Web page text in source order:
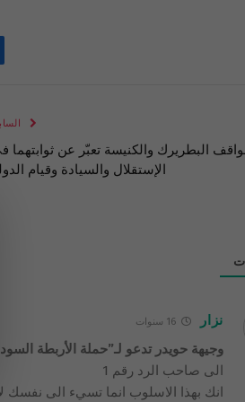
مواقف البطريرك والكنيسة تعبّر عن ثوابتهما
الإستقلال والسيادة وقيام
نزار 16 سنوات
وجيهة حويدر تدعو لـ”حملة الأربطة
الى صاحب الرد رقم 1
انك بهذا الاسلوب انما تسيء الى